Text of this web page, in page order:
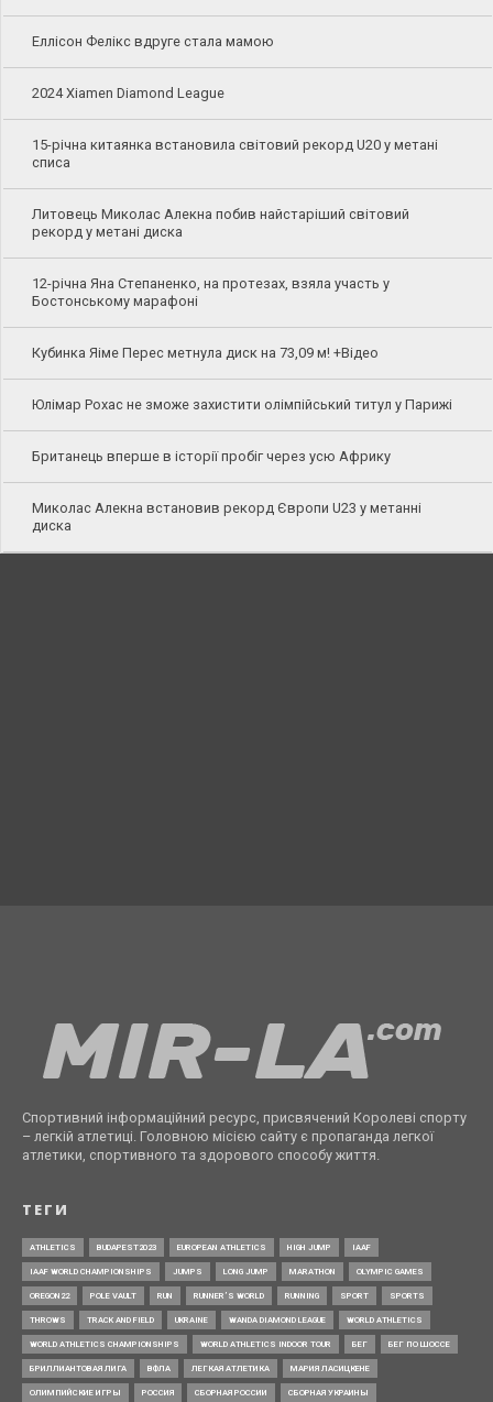
Еллісон Фелікс вдруге стала мамою
2024 Xiamen Diamond League
15-річна китаянка встановила світовий рекорд U20 у метані
списа
Литовець Миколас Алекна побив найстаріший світовий
рекорд у метані диска
12-річна Яна Степаненко, на протезах, взяла участь у
Бостонському марафоні
Кубинка Яіме Перес метнула диск на 73,09 м! +Відео
Юлімар Рохас не зможе захистити олімпійський титул у Парижі
Британець вперше в історії пробіг через усю Африку
Миколас Алекна встановив рекорд Європи U23 у метанні
диска
Спортивний інформаційний ресурс, присвячений Королеві спорту
– легкій атлетиці. Головною місією сайту є пропаганда легкої
атлетики, спортивного та здорового способу життя.
ТЕГИ
ATHLETICS BUDAPEST2023 EUROPEAN ATHLETICS HIGH JUMP IAAF
IAAF WORLD CHAMPIONSHIPS JUMPS LONG JUMP MARATHON OLYMPIC GAMES
OREGON22 POLE VAULT RUN RUNNER’S WORLD RUNNING SPORT SPORTS
THROWS TRACK AND FIELD UKRAINE WANDA DIAMOND LEAGUE WORLD ATHLETICS
WORLD ATHLETICS CHAMPIONSHIPS WORLD ATHLETICS INDOOR TOUR БЕГ БЕГ ПО ШОССЕ
БРИЛЛИАНТОВАЯ ЛИГА ВФЛА ЛЕГКАЯ АТЛЕТИКА МАРИЯ ЛАСИЦКЕНЕ
ОЛИМПИЙСКИЕ ИГРЫ РОССИЯ СБОРНАЯ РОССИИ СБОРНАЯ УКРАИНЫ